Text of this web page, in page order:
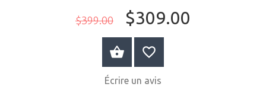
$399.00 $309.00
ACHETER MAINTENANT
Écrire un avis